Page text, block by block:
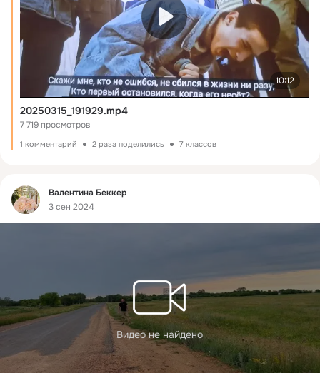
10:12
20250315_191929.mp4
7 719 просмотров
1 комментарий 2 раза поделились 7 классов
Фид
Bалентина Беккер
3 сен 2024
Видео не найдено